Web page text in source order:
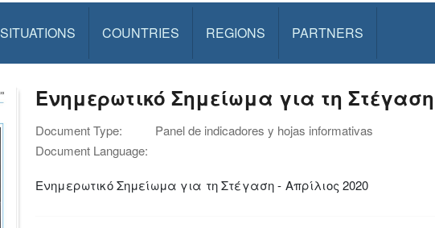
SITUATIONS COUNTRIES REGIONS PARTNERS
Ενημερωτικό Σημείωμα για τη
Document Type:
Panel de indicadores y hojas informativas
Document Language:
Ενημερωτικό Σημείωμα για τη Στέγαση - Απρίλιος 2020